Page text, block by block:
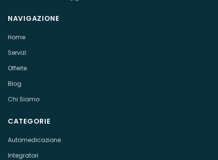
NAVIGAZIONE
Home
Servizi
Offerte
Blog
Chi Siamo
CATEGORIE
Automedicazione
Integratori